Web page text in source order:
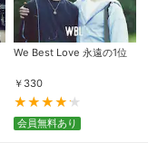
We Best Love 永遠の1位
￥ 330
会員無料あり